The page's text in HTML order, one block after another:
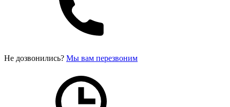
Не дозвонились? Мы вам перезвоним